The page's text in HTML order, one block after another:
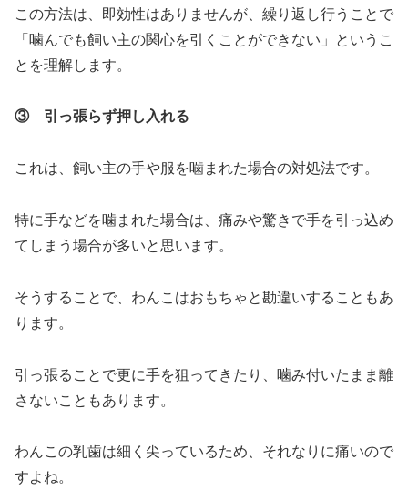
この方法は、即効性はありませんが、繰り返し行うことで
「噛んでも飼い主の関心を引くことができない」というこ
とを理解します。
③ 引っ張らず押し入れる
これは、飼い主の手や服を噛まれた場合の対処法です。
特に手などを噛まれた場合は、痛みや驚きで手を引っ込め
てしまう場合が多いと思います。
そうすることで、わんこはおもちゃと勘違いすることもあ
ります。
引っ張ることで更に手を狙ってきたり、噛み付いたまま離
さないこともあります。
わんこの乳歯は細く尖っているため、それなりに痛いので
すよね。